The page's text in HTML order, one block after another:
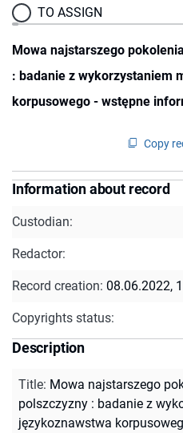
TO ASSIGN
Mowa najstarszego
: badanie z wykorzystaniem
korpusowego - wstępne
Copy
Information about record
Custodian:
Redactor:
Record creation: 08.06.2022,
Copyrights status:
Description
Title: Mowa najstarszego
polszczyzny : badanie z
językoznawstwa